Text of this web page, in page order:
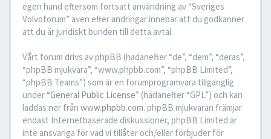
egen hand eftersom fortsatt användning av “Sveriges
Volvoforum” även efter ändringar innebär att du godkänner
att du är juridiskt bunden till detta avtal.
Vårt forum drivs av phpBB (hädanefter “de”, “dem”, “deras”,
“phpBB mjukvara”, “www.phpbb.com”, “phpBB Limited”,
“phpBB Teams”) som är en forumprogramvara tillgänglig
under “General Public License” (hädanefter “GPL”) och kan
laddas ner från www.phpbb.com. phpBB mjukvaran främjar
endast Internetbaserade diskussioner, phpBB Limited är
inte ansvariga för vad vi tillåter och/eller förbjuder för